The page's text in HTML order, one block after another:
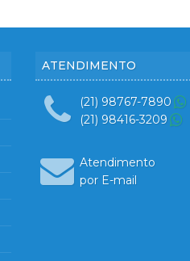
ATENDIMENTO
(21) 98767-7890
(21) 98416-3209
Atendimento
por E-mail